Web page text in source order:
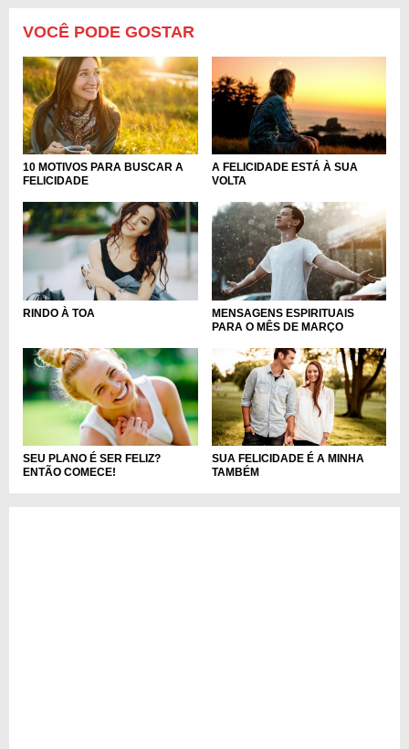
VOCÊ PODE GOSTAR
10 MOTIVOS PARA BUSCAR A
FELICIDADE
A FELICIDADE ESTÁ À SUA
VOLTA
RINDO À TOA
MENSAGENS ESPIRITUAIS
PARA O MÊS DE MARÇO
SEU PLANO É SER FELIZ?
ENTÃO COMECE!
SUA FELICIDADE É A MINHA
TAMBÉM